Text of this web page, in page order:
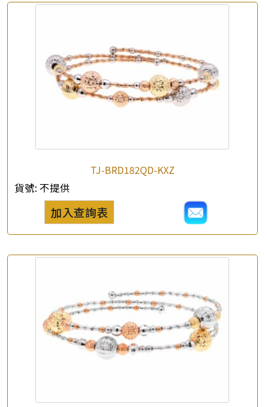
*聯絡電話
查詢以下產品
TJ-BRD182QD-KXZ
貨號: 不提供
加入查詢表